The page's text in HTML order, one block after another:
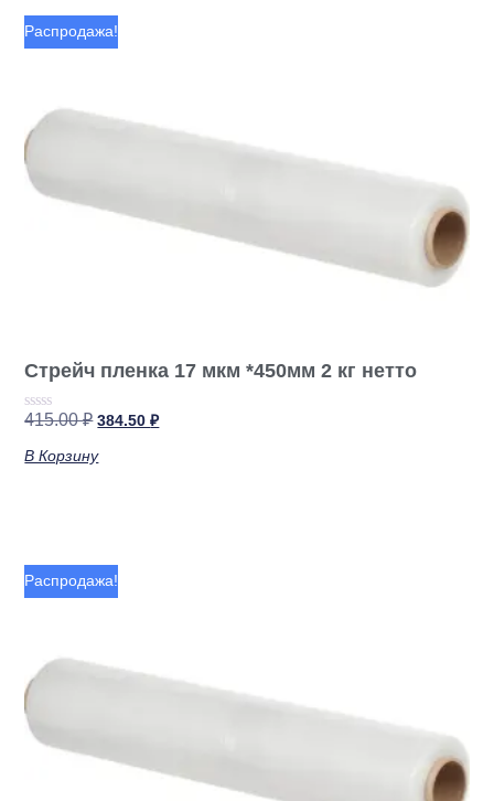
Распродажа!
Стрейч пленка 17 мкм *450мм 2 кг нетто
Оценка
из
5
415.00₽ 384.50₽
В Корзину
Распродажа!